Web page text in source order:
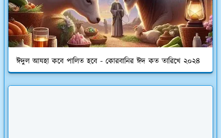
ঈদুল আযহা কবে পালিত হবে - কোরবানির ঈদ কত তারিখে ২০২৪